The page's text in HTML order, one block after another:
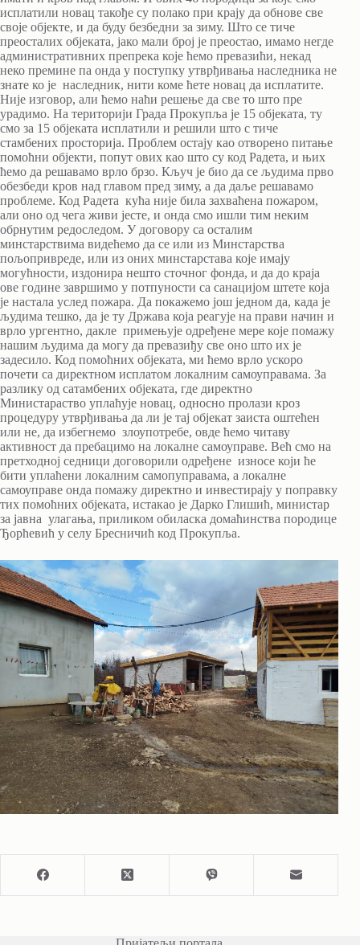
исплатили новац такође су полако при крају да обнове све
своје објекте, и да буду безбедни за зиму. Што се тиче
преосталих објеката, јако мали број је преостао, имамо негде
административних препрека које ћемо превазићи, некад
неко премине па онда у поступку утврђивања наследника не
знате ко је наследник, нити коме ћете новац да исплатите.
Није изговор, али ћемо наћи решење да све то што пре
урадимо. На територији Града Прокупља је 15 објеката, ту
смо за 15 објеката исплатили и решили што с тиче
стамбених просторија. Проблем остају као отворено питање
помоћни објекти, попут ових као што су код Радета, и њих
ћемо да решавамо врло брзо. Кључ је био да се људима прво
обезбеди кров над главом пред зиму, а да даље решавамо
проблеме. Код Радета кућа није била захваћена пожаром,
али оно од чега живи јесте, и онда смо ишли тим неким
обрнутим редоследом. У договору са осталим
минстарствима видећемо да се или из Минстарства
пољопривреде, или из оних минстарстава које имају
могућности, издонира нешто сточног фонда, и да до краја
ове године завршимо у потпуности са санацијом штете која
је настала услед пожара. Да покажемо још једном да, када је
људима тешко, да је ту Држава која реагује на прави начин и
врло ургентно, дакле примењује одређене мере које помажу
нашим људима да могу да превазиђу све оно што их је
задесило. Код помоћних објеката, ми ћемо врло ускоро
почети са директном исплатом локалним самоуправама. За
разлику од сатамбених објеката, где директно
Министараство уплаћује новац, односно пролази кроз
процедуру утврђивања да ли је тај објекат заиста оштећен
или не, да избегнемо злоупотребе, овде ћемо читаву
активност да пребацимо на локалне самоуправе. Већ смо на
претходној седници договорили одређене износе који ће
бити уплаћени локалним самопуправама, а локалне
самоуправе онда помажу директно и инвестирају у поправку
тих помоћних објеката, истакао је Дарко Глишић, министар
за јавна улагања, приликом обиласка домаћинства породице
Ђорћевић у селу Бресничић код Прокупља.